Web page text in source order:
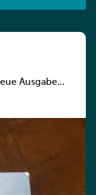
Ausgabe